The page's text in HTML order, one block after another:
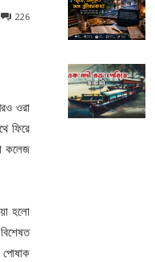
226
ওরা
ফিরে
কলেজ
হলো
পোষাক